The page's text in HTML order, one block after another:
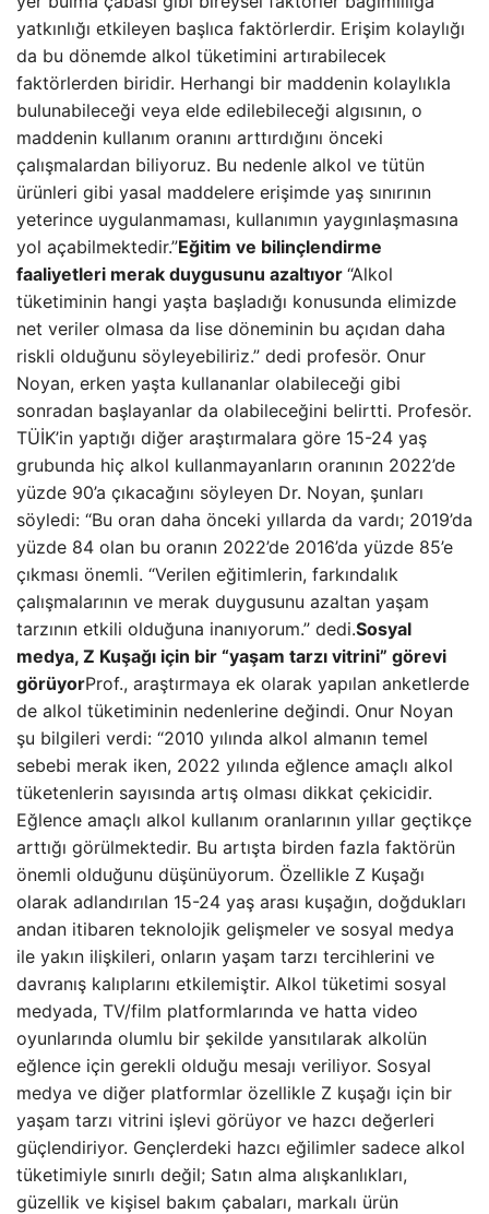
yatkınlığı etkileyen başlıca faktörlerdir. Erişim kolaylığı
da bu dönemde alkol tüketimini artırabilecek
faktörlerden biridir. Herhangi bir maddenin kolaylıkla
bulunabileceği veya elde edilebileceği algısının, o
maddenin kullanım oranını arttırdığını önceki
çalışmalardan biliyoruz. Bu nedenle alkol ve tütün
ürünleri gibi yasal maddelere erişimde yaş sınırının
yeterince uygulanmaması, kullanımın yaygınlaşmasına
yol açabilmektedir.”Eğitim ve bilinçlendirme
faaliyetleri merak duygusunu azaltıyor “Alkol
tüketiminin hangi yaşta başladığı konusunda elimizde
net veriler olmasa da lise döneminin bu açıdan daha
riskli olduğunu söyleyebiliriz.” dedi profesör. Onur
Noyan, erken yaşta kullananlar olabileceği gibi
sonradan başlayanlar da olabileceğini belirtti. Profesör.
TÜİK’in yaptığı diğer araştırmalara göre 15-24 yaş
grubunda hiç alkol kullanmayanların oranının 2022’de
yüzde 90’a çıkacağını söyleyen Dr. Noyan, şunları
söyledi: “Bu oran daha önceki yıllarda da vardı; 2019’da
yüzde 84 olan bu oranın 2022’de 2016’da yüzde 85’e
çıkması önemli. “Verilen eğitimlerin, farkındalık
çalışmalarının ve merak duygusunu azaltan yaşam
tarzının etkili olduğuna inanıyorum.” dedi.Sosyal
medya, Z Kuşağı için bir “yaşam tarzı vitrini” görevi
görüyorProf., araştırmaya ek olarak yapılan anketlerde
de alkol tüketiminin nedenlerine değindi. Onur Noyan
şu bilgileri verdi: “2010 yılında alkol almanın temel
sebebi merak iken, 2022 yılında eğlence amaçlı alkol
tüketenlerin sayısında artış olması dikkat çekicidir.
Eğlence amaçlı alkol kullanım oranlarının yıllar geçtikçe
arttığı görülmektedir. Bu artışta birden fazla faktörün
önemli olduğunu düşünüyorum. Özellikle Z Kuşağı
olarak adlandırılan 15-24 yaş arası kuşağın, doğdukları
andan itibaren teknolojik gelişmeler ve sosyal medya
ile yakın ilişkileri, onların yaşam tarzı tercihlerini ve
davranış kalıplarını etkilemiştir. Alkol tüketimi sosyal
medyada, TV/film platformlarında ve hatta video
oyunlarında olumlu bir şekilde yansıtılarak alkolün
eğlence için gerekli olduğu mesajı veriliyor. Sosyal
medya ve diğer platformlar özellikle Z kuşağı için bir
yaşam tarzı vitrini işlevi görüyor ve hazcı değerleri
güçlendiriyor. Gençlerdeki hazcı eğilimler sadece alkol
tüketimiyle sınırlı değil; Satın alma alışkanlıkları,
güzellik ve kişisel bakım çabaları, markalı ürün